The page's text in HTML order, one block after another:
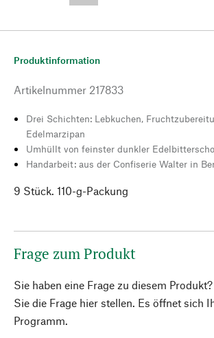
Produktinformation
Artikelnummer 217833
Drei Schichten: Lebkuchen,
Edelmarzipan
Umhüllt von feinster dunkler
Handarbeit: aus der Confiserie Walter in
9 Stück. 110-g-Packung
Frage zum Produkt
Sie haben eine Frage zu diesem
Sie die Frage hier stellen. Es öffnet sich
Programm.